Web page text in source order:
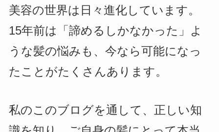
美容の世界は日々進化しています。
15年前は「諦めるしかなかった」よ
うな髪の悩みも、今なら可能になっ
たことがたくさんあります。
私のこのブログを通して、正しい知